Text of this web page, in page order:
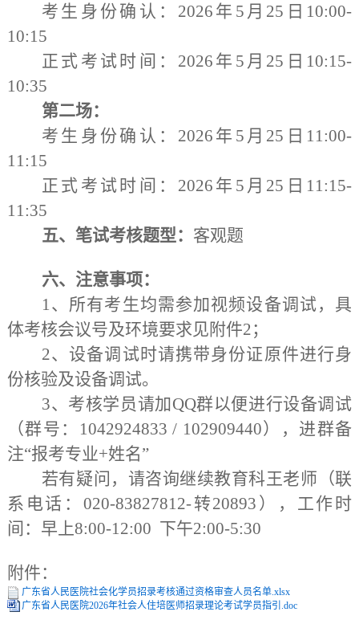
考生身份确认： 2026年5月25日10:00-
10:15
正式考试时间： 2026年5月25日10:15-
10:35
第二场：
考生身份确认： 2026年5月25日11:00-
11:15
正式考试时间： 2026年5月25日11:15-
11:35
五、笔试考核题型： 客观题
六、注意事项：
1、所有考生均需参加视频设备调试，具
体考核会议号及环境要求见附件2；
2、设备调试时请携带身份证原件进行身
份核验及设备调试。
3、考核学员请加QQ群以便进行设备调试
（群号：1042924833 / 102909440），进群备
注“报考专业+姓名”
若有疑问，请咨询继续教育科王老师（联
系电话： 020-83827812-转20893），工作时
间：早上8:00-12:00 下午2:00-5:30
附件：
广东省人民医院社会化学员招录考核通过资格审查人员名单.xlsx
广东省人民医院2026年社会人住培医师招录理论考试学员指引.doc